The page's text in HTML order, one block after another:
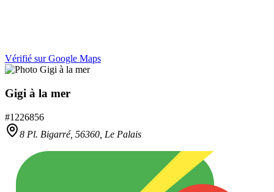
Vérifié sur Google Maps
Gigi à la mer
#1226856
8 Pl. Bigarré, 56360 Le Palais